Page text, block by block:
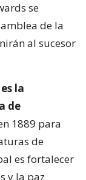
se
de la
al sucesor
la
de
1889 para
de
es fortalecer
y la paz